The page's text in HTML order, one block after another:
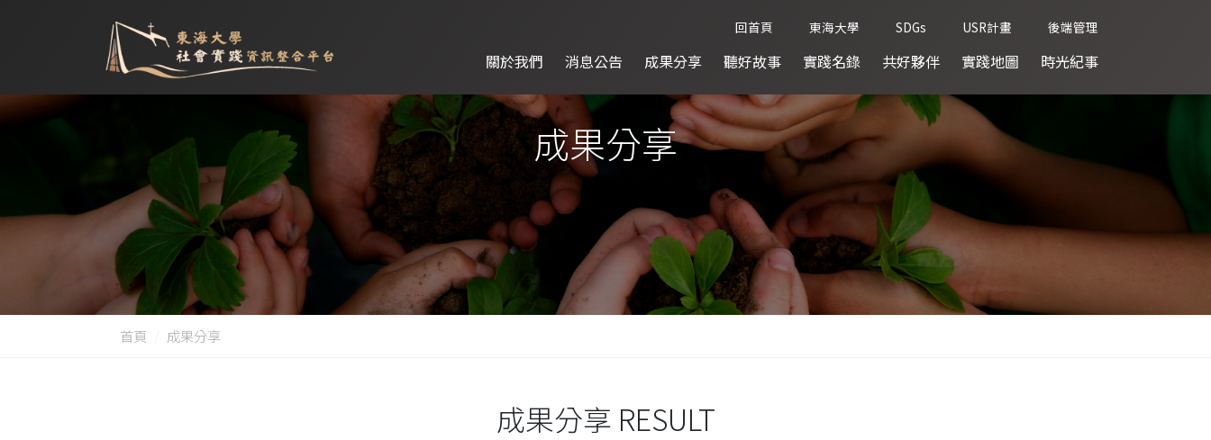
回首頁 東海大學 SDGs USR計畫 後端管理
關於我們 消息公告 成果分享 聽好故事 實踐名錄 共好夥伴 實踐地圖 時光紀事
成果分享
首頁 成果分享
成果分享 RESULT